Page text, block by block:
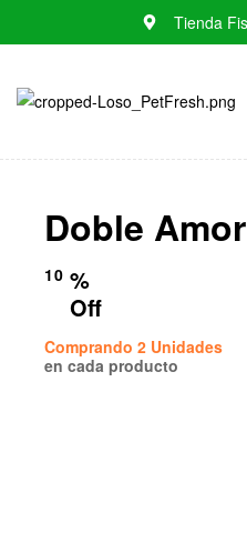
Tienda
10 %
Off
Doble
Comprando 2 Unidades
en cada producto
e